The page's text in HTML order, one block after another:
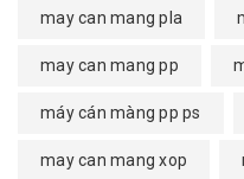
may can mang pla
may can mang pp
máy cán màng pp ps
may can mang xop